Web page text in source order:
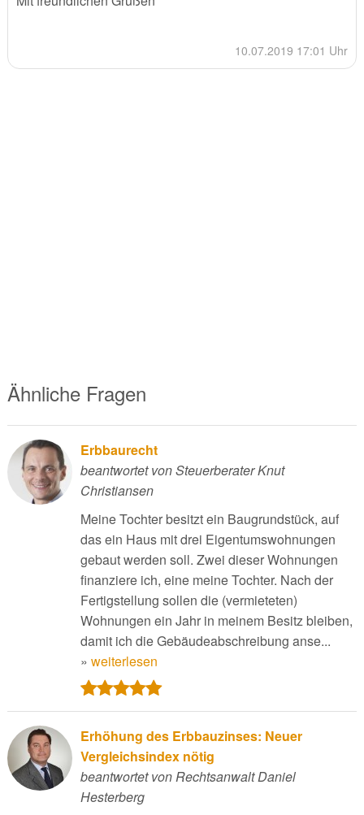
10.07.2019 17:01 Uhr
Ähnliche Fragen
Erbbaurecht
beantwortet von Steuerberater Knut
Christiansen
Meine Tochter besitzt ein Baugrundstück, auf
das ein Haus mit drei Eigentumswohnungen
gebaut werden soll. Zwei dieser Wohnungen
finanziere ich, eine meine Tochter. Nach der
Fertigstellung sollen die (vermieteten)
Wohnungen ein Jahr in meinem Besitz bleiben,
damit ich die Gebäudeabschreibung anse...
» weiterlesen
Erhöhung des Erbbauzinses: Neuer
Vergleichsindex nötig
beantwortet von Rechtsanwalt Daniel
Hesterberg